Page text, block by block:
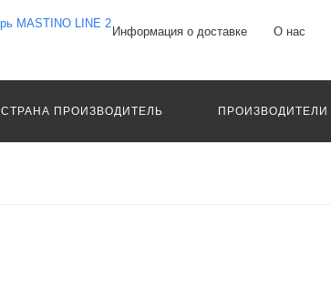
Информация о доставке О нас
СТРАНА ПРОИЗВОДИТЕЛЬ ПРОИЗВОДИТЕЛИ